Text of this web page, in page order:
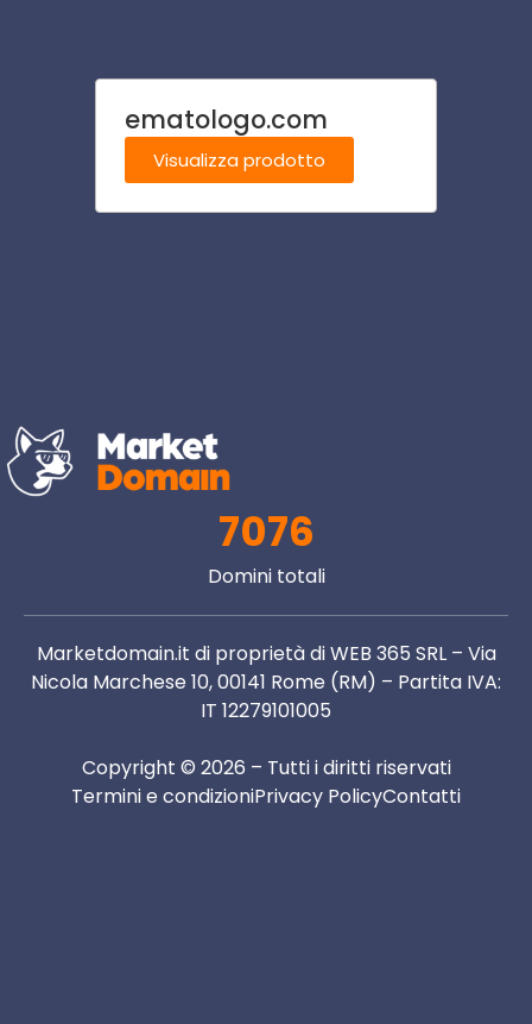
ematologo.com
Visualizza prodotto
7076
Domini totali
Marketdomain.it di proprietà di WEB 365 SRL – Via
Nicola Marchese 10, 00141 Rome (RM) – Partita IVA:
IT 12279101005
Copyright © 2026 – Tutti i diritti riservati
Termini e condizioniPrivacy PolicyContatti